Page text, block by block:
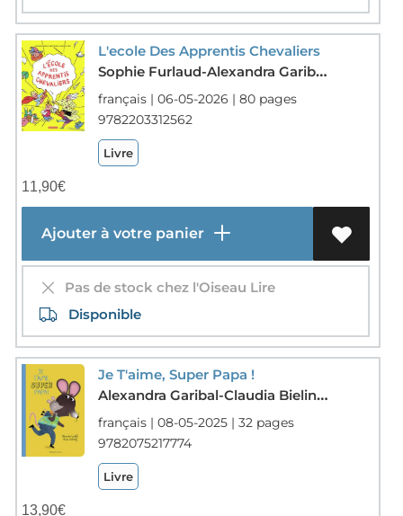
L'ecole Des Apprentis Chevaliers
Sophie Furlaud-Alexandra Garibal-Gwendal Le Bec
français | 06-05-2026 | 80 pages
9782203312562
Livre
11,90€
Ajouter à votre panier
Pas de stock chez l'Oiseau Lire
Disponible
Je T'aime, Super Papa !
Alexandra Garibal-Claudia Bielinsky
français | 08-05-2025 | 32 pages
9782075217774
Livre
13,90€